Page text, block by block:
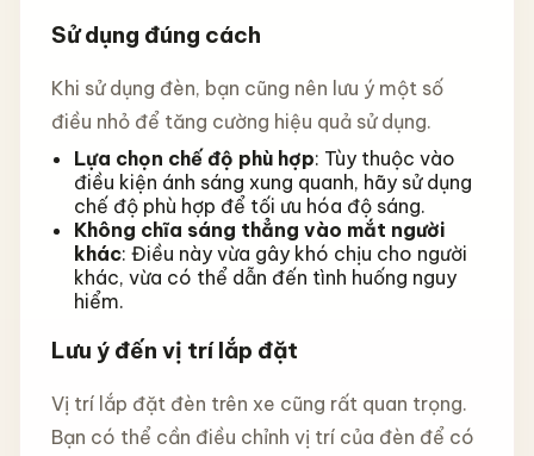
Sử dụng đúng cách
Khi sử dụng đèn, bạn cũng nên lưu ý một số
điều nhỏ để tăng cường hiệu quả sử dụng.
Lựa chọn chế độ phù hợp: Tùy thuộc vào
điều kiện ánh sáng xung quanh, hãy sử dụng
chế độ phù hợp để tối ưu hóa độ sáng.
Không chĩa sáng thẳng vào mắt người
khác: Điều này vừa gây khó chịu cho người
khác, vừa có thể dẫn đến tình huống nguy
hiểm.
Lưu ý đến vị trí lắp đặt
Vị trí lắp đặt đèn trên xe cũng rất quan trọng.
Bạn có thể cần điều chỉnh vị trí của đèn để có